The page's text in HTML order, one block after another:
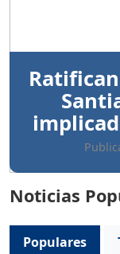
Noticias
Populares